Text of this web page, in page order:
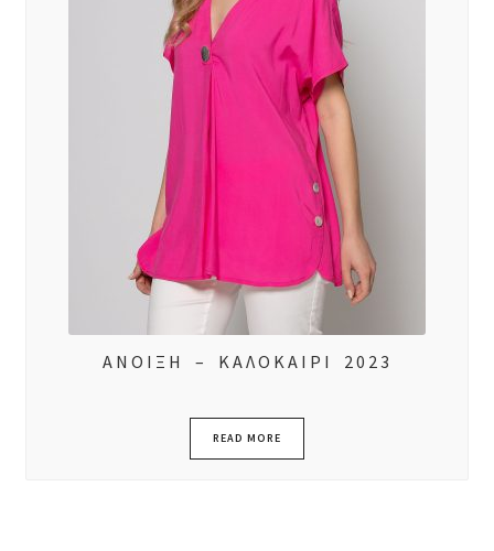
ΑΝΟΙΞΗ – ΚΑΛΟΚΑΙΡΙ 2023
READ MORE